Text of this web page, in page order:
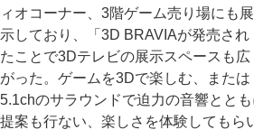
ィオコーナー、3階ゲーム売り場にも展
示しており、「3D BRAVIAが発売され
たことで3Dテレビの展示スペースも広
がった。ゲームを3Dで楽しむ、または
5.1chのサラウンドで迫力の音響とと
提案も行ない、楽しさを体験してもら